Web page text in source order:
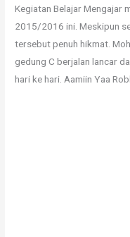
Kegiatan Belajar Mengajar
2015/2016 ini. Meskipun
tersebut penuh hikmat.
gedung C berjalan lancar
hari ke hari. Aamiin Yaa